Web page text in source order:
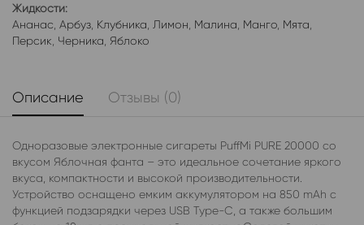
Жидкости:
Ананас Арбуз Клубника Лимон Малина Манго Мята
Персик Черника Яблоко
Описание Отзывы (0)
Одноразовые электронные сигареты PuffMi PURE 20000 со
вкусом Яблочная фанта – это идеальное сочетание яркого
вкуса, компактности и высокой производительности.
Устройство оснащено емким аккумулятором на 850 mAh с
функцией подзарядки через USB Type-C, а также большим